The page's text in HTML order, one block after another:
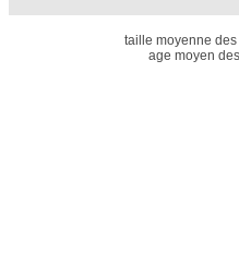
taille moyenne
age moyen